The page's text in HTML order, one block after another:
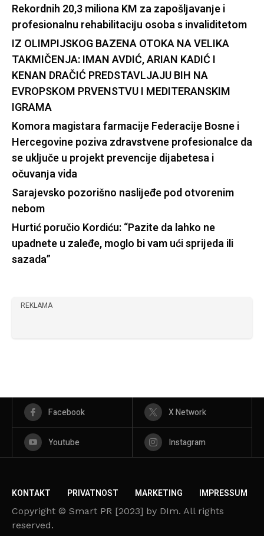
Rekordnih 20,3 miliona KM za zapošljavanje i
profesionalnu rehabilitaciju osoba s invaliditetom
IZ OLIMPIJSKOG BAZENA OTOKA NA VELIKA
TAKMIČENJA: IMAN AVDIĆ, ARIAN KADIĆ I
KENAN DRAČIĆ PREDSTAVLJAJU BIH NA
EVROPSKOM PRVENSTVU I MEDITERANSKIM
IGRAMA
Komora magistara farmacije Federacije Bosne i
Hercegovine poziva zdravstvene profesionalce da
se uključe u projekt prevencije dijabetesa i
očuvanja vida
Sarajevsko pozorišno naslijeđe pod otvorenim
nebom
Hurtić poručio Kordiću: “Pazite da lahko ne
upadnete u zaleđe, moglo bi vam ući sprijeda ili
sazada”
REKLAMA
Facebook X Network
Youtube Instagram
KONTAKT PRIVATNOST MARKETING IMPRESSUM
Copyright © Smart PR [2023] by DIm. All rights
reserved.